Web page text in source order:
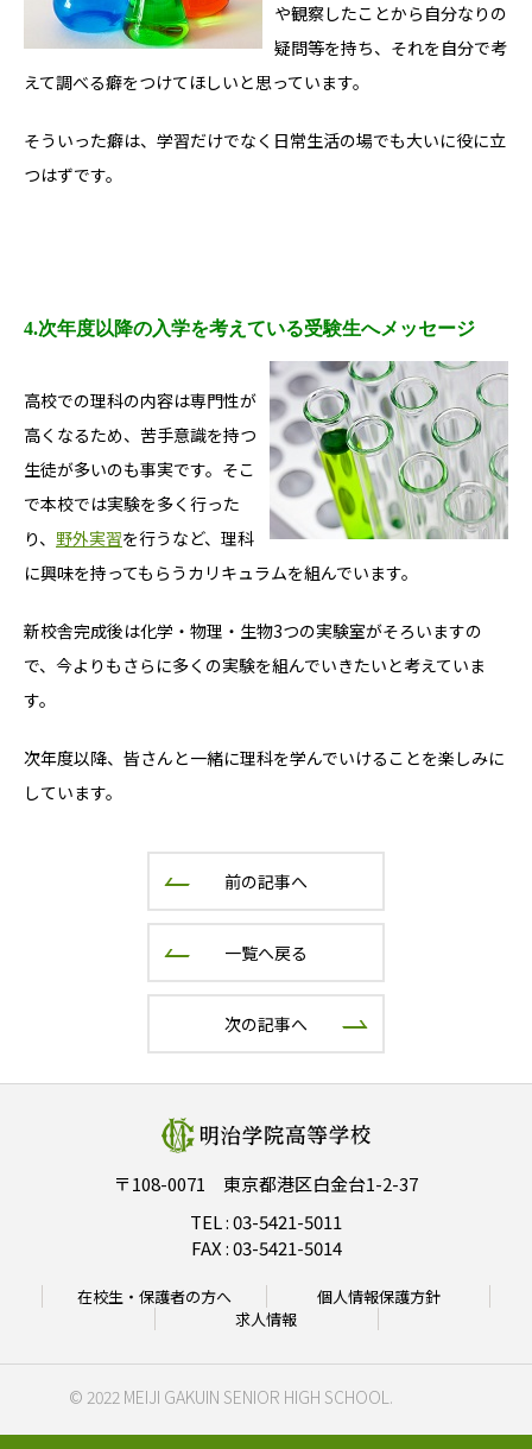
や観察したことから自分なりの
疑問等を持ち、それを自分で考
えて調べる癖をつけてほしいと思っています。
そういった癖は、学習だけでなく日常生活の場でも大いに役に立
つはずです。
4.次年度以降の入学を考えている受験生へメッセージ
高校での理科の内容は専門性が
高くなるため、苦手意識を持つ
生徒が多いのも事実です。そこ
で本校では実験を多く行った
り、 野外実習を行うなど、理科
に興味を持ってもらうカリキュラムを組んでいます。
新校舎完成後は化学・物理・生物3つの実験室がそろいますの
で、今よりもさらに多くの実験を組んでいきたいと考えていま
す。
次年度以降、皆さんと一緒に理科を学んでいけることを楽しみに
しています。
前の記事へ
一覧へ戻る
次の記事へ
〒108-0071 東京都港区白金台1-2-37
TEL :03-5421-5011
FAX : 03-5421-5014
在校生・保護者の方へ
個人情報保護方針
求人情報
© 2022 MEIJI GAKUIN SENIOR HIGH SCHOOL.